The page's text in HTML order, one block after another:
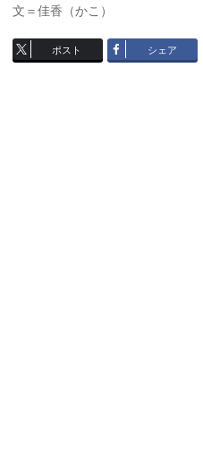
文＝佳香（かこ）
ポスト シェア